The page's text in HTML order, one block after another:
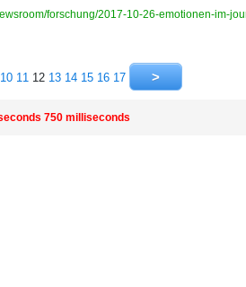
forschung/2017-10-26-emotionen-im-
10 11 12 13 14 15 16 17
750 milliseconds